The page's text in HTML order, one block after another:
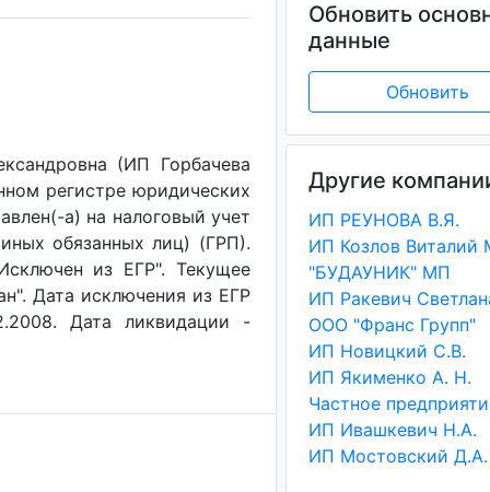
(ИП Горбачева
регистре юридических
a) на налоговый учет
обязанных лиц) (ГРП).
из ЕГР". Текущее
Дата исключения из ЕГР
Дата ликвидации -
Обновить
данные
Обновить
Другие
ИП РЕУНОВА В.Я.
"БУДАУНИК" МП
ООО "Франс Групп"
ИП Новицкий С.В.
ИП Якименко А. Н.
ИП Ивашкевич Н.А.
ИП Мостовский Д.А.